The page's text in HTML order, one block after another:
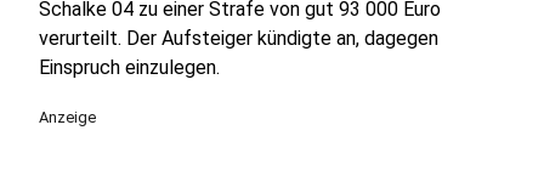
Schalke 04 zu einer Strafe von gut 93 000 Euro
verurteilt. Der Aufsteiger kündigte an, dagegen
Einspruch einzulegen.
Anzeige